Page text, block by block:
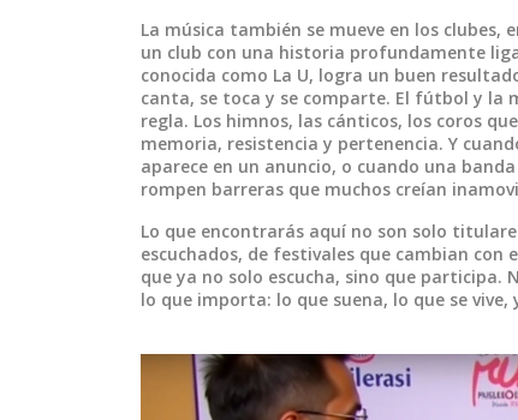
La música también se mueve en los clubes,
un club con una historia profundamente
conocida como La U, logra un buen
canta, se toca y se comparte. El fútbol y la
regla. Los himnos, las cánticos, los coros
memoria, resistencia y pertenencia. Y
aparece en un anuncio, o cuando una
rompen barreras que muchos creían
Lo que encontrarás aquí no son solo
escuchados, de festivales que cambian
que ya no solo escucha, sino que participa.
lo que importa: lo que suena, lo que se vive,